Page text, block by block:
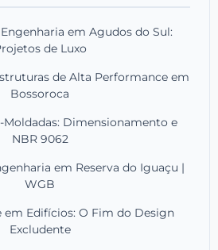
em Agudos do Sul:
de Luxo
de Alta Performance em
Bossoroca
Moldadas: Dimensionamento e
NBR 9062
em Reserva do Iguaçu |
WGB
em Edifícios: O Fim do Design
Excludente